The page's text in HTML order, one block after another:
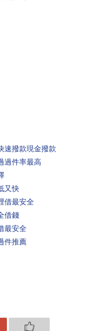
速撥款現金撥款
過件率最高
又快
借最安全
借錢
最安全
件推薦